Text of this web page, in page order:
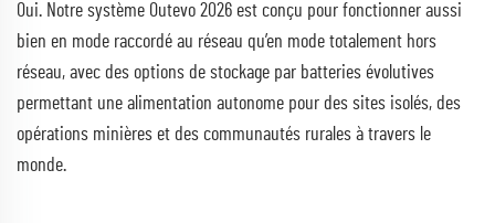
Oui. Notre système Outevo 2026 est conçu pour fonctionner aussi
bien en mode raccordé au réseau qu’en mode totalement hors
réseau, avec des options de stockage par batteries évolutives
permettant une alimentation autonome pour des sites isolés, des
opérations minières et des communautés rurales à travers le
monde.